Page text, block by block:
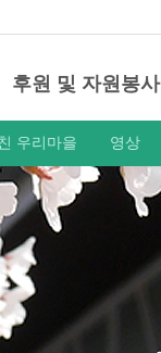
후원 및 자원봉사
우리마을 영상